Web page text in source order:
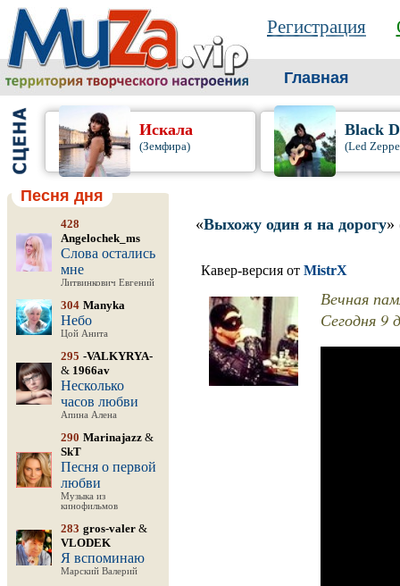
Регистрация
Главная
Искала
(Земфира)
Black
(Led
Песня дня
428
Angelochek_ms
Слова остались
мне
Литвинкович Евгений
304 Manyka
Небо
Цой Анита
295 -VALKYRYA-
& 1966av
Несколько
часов любви
Апина Алена
290 Marinajazz &
SkT
Песня о первой
любви
Музыка из
кинофильмов
283 gros-valer &
VLODEK
Я вспоминаю
Марский Валерий
«Выхожу один я на дорогу»
Кавер-версия от MistrX
Вечная
Сегодня 9